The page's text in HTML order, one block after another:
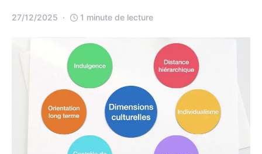
27/12/2025 1 minute de lecture